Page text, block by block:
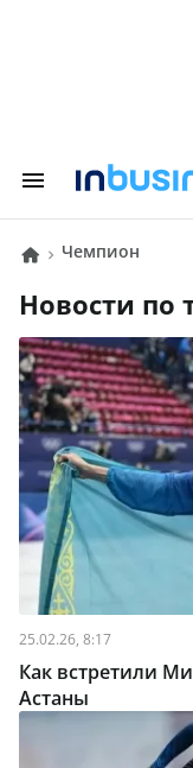
Чемпион
Новости по
25.02.26, 8:17
Как встретили
Астаны